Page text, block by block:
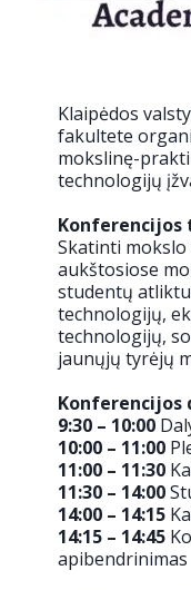
Klaipėdos
fakultete
mokslinę-
technologijų
Konferencijos
Skatinti
aukštosiose
studentų
technologijų,
technologijų,
jaunųjų tyrėjų
Konferencijos
9:30 – 10:00
10:00 – 11:00
11:00 – 11:30
11:30 – 14:00
14:00 – 14:15
14:15 – 14:45
apibendrinimas